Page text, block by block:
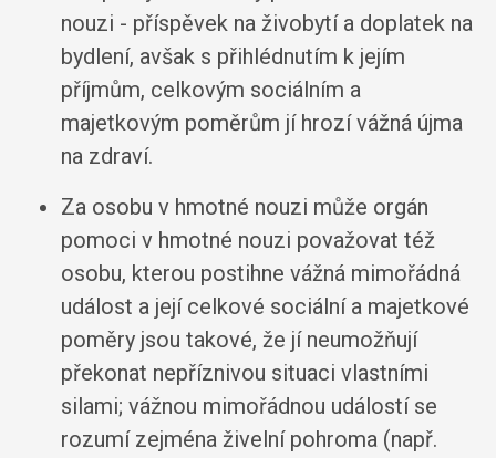
nouzi - příspěvek na živobytí a doplatek na
bydlení, avšak s přihlédnutím k jejím
příjmům, celkovým sociálním a
majetkovým poměrům jí hrozí vážná újma
na zdraví.
Za osobu v hmotné nouzi může orgán
pomoci v hmotné nouzi považovat též
osobu, kterou postihne vážná mimořádná
událost a její celkové sociální a majetkové
poměry jsou takové, že jí neumožňují
překonat nepříznivou situaci vlastními
silami; vážnou mimořádnou událostí se
rozumí zejména živelní pohroma (např.